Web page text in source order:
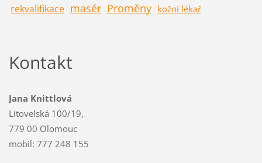
rekvalifikace masér Proměny kožní lékař
Kontakt
Jana Knittlová
Litovelská 100/19,
779 00 Olomouc
mobil: 777 248 155